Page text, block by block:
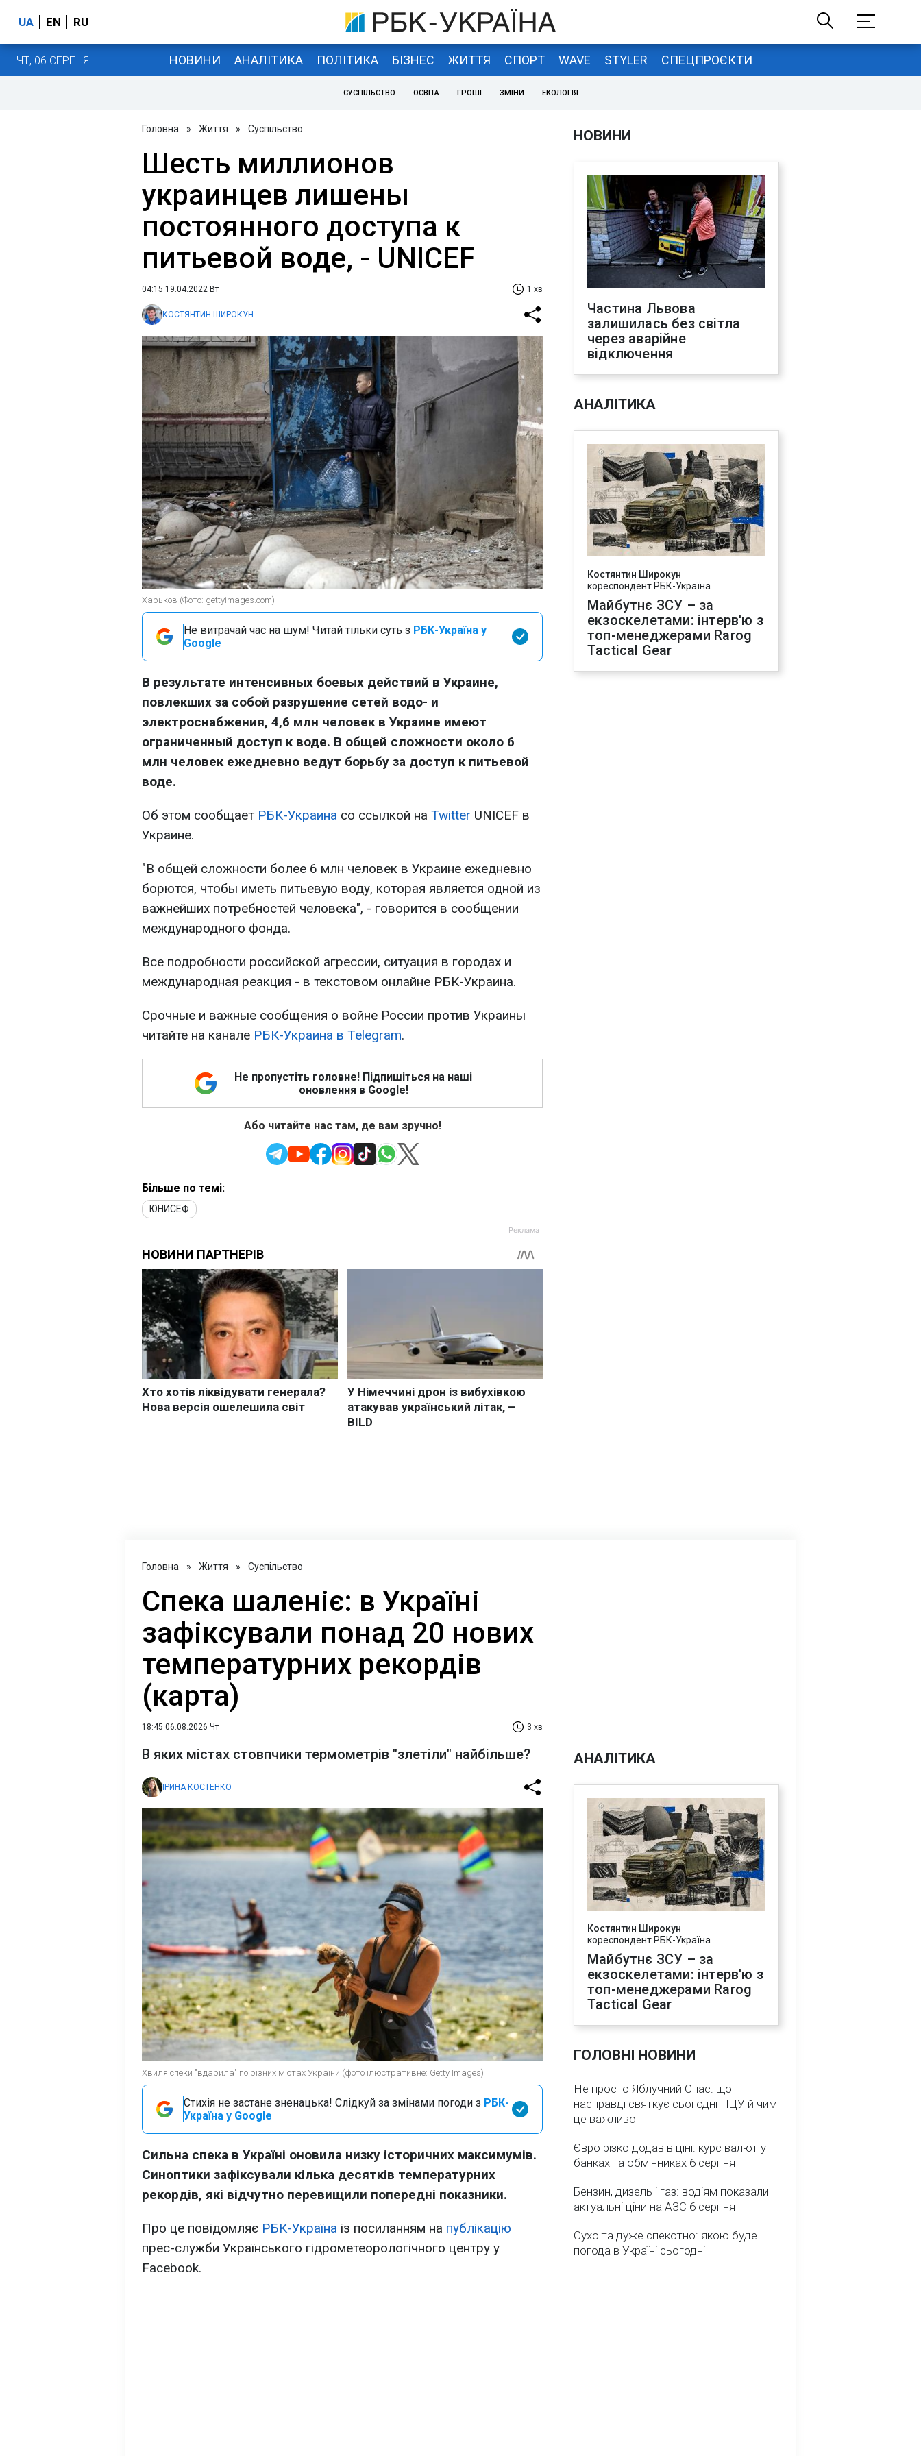
UA EN RU
ЧТ, 06 СЕРПНЯ НОВИНИ АНАЛІТИКА ПОЛІТИКА БІЗНЕС ЖИТТЯ СПОРТ WAVE STYLER СПЕЦПРОЄКТИ
СУСПІЛЬСТВО ОСВІТА ГРОШІ ЗМІНИ ЕКОЛОГІЯ
Головна » Життя » Суспільство
Шесть миллионов
украинцев лишены
постоянного доступа к
питьевой воде, - UNICEF
04:15 19.04.2022 Вт 1 хв
КОСТЯНТИН ШИРОКУН
Харьков (Фото: gettyimages.com)
Не витрачай час на шум! Читай тільки суть з РБК-Україна у
Google
В результате интенсивных боевых действий в Украине,
повлекших за собой разрушение сетей водо- и
электроснабжения, 4,6 млн человек в Украине имеют
ограниченный доступ к воде. В общей сложности около 6
млн человек ежедневно ведут борьбу за доступ к питьевой
воде.
Об этом сообщает РБК-Украина со ссылкой на Twitter UNICEF в
Украине.
"В общей сложности более 6 млн человек в Украине ежедневно
борются, чтобы иметь питьевую воду, которая является одной из
важнейших потребностей человека", - говорится в сообщении
международного фонда.
Все подробности российской агрессии, ситуация в городах и
международная реакция - в текстовом онлайне РБК-Украина.
Срочные и важные сообщения о войне России против Украины
читайте на канале РБК-Украина в Telegram.
Не пропустіть головне! Підпишіться на наші
оновлення в Google!
Або читайте нас там, де вам зручно!
Більше по темі:
ЮНИСЕФ
НОВИНИ
Частина Львова
залишилась без світла
через аварійне
відключення
АНАЛІТИКА
Костянтин Широкун
кореспондент РБК-Україна
Майбутнє ЗСУ – за
екзоскелетами: інтерв'ю з
топ-менеджерами Rarog
Tactical Gear
Головна » Життя » Суспільство
Спека шаленіє: в Україні
зафіксували понад 20 нових
температурних рекордів
(карта)
18:45 06.08.2026 Чт 3 хв
В яких містах стовпчики термометрів "злетіли" найбільше?
ІРИНА КОСТЕНКО
Хвиля спеки "вдарила" по різних містах України (фото ілюстративне: Getty Images)
Стихія не застане зненацька! Слідкуй за змінами погоди з РБК-
Україна у Google
Сильна спека в Україні оновила низку історичних максимумів.
Синоптики зафіксували кілька десятків температурних
рекордів, які відчутно перевищили попередні показники.
Про це повідомляє РБК-Україна із посиланням на публікацію
прес-служби Українського гідрометеорологічного центру у
Facebook.
АНАЛІТИКА
Костянтин Широкун
кореспондент РБК-Україна
Майбутнє ЗСУ – за
екзоскелетами: інтерв'ю з
топ-менеджерами Rarog
Tactical Gear
ГОЛОВНІ НОВИНИ
Не просто Яблучний Спас: що
насправді святкує сьогодні ПЦУ й чим
це важливо
Євро різко додав в ціні: курс валют у
банках та обмінниках 6 серпня
Бензин, дизель і газ: водіям показали
актуальні ціни на АЗС 6 серпня
Сухо та дуже спекотно: якою буде
погода в Україні сьогодні